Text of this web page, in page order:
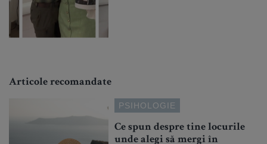
Articole recomandate
PSIHOLOGIE
Ce spun despre tine locurile
unde alegi să mergi în